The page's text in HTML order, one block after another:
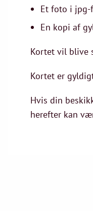
Et foto i jpg-
En kopi af
Kortet vil blive
Kortet er
Hvis din
herefter kan